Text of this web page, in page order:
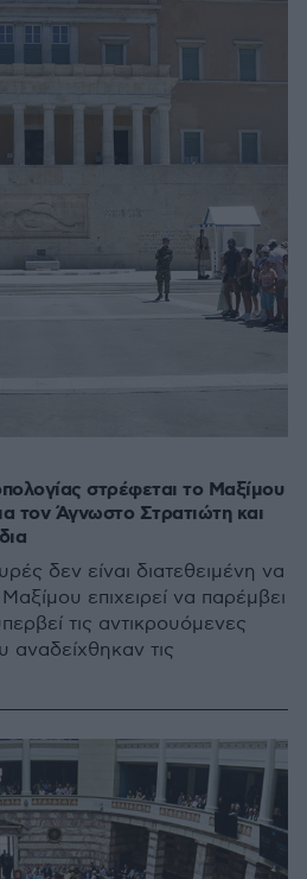
στρέφεται το Μαξίμου
τον Άγνωστο Στρατιώτη και
δεν είναι διατεθειμένη να
επιχειρεί να παρέμβει
τις αντικρουόμενες
αναδείχθηκαν τις